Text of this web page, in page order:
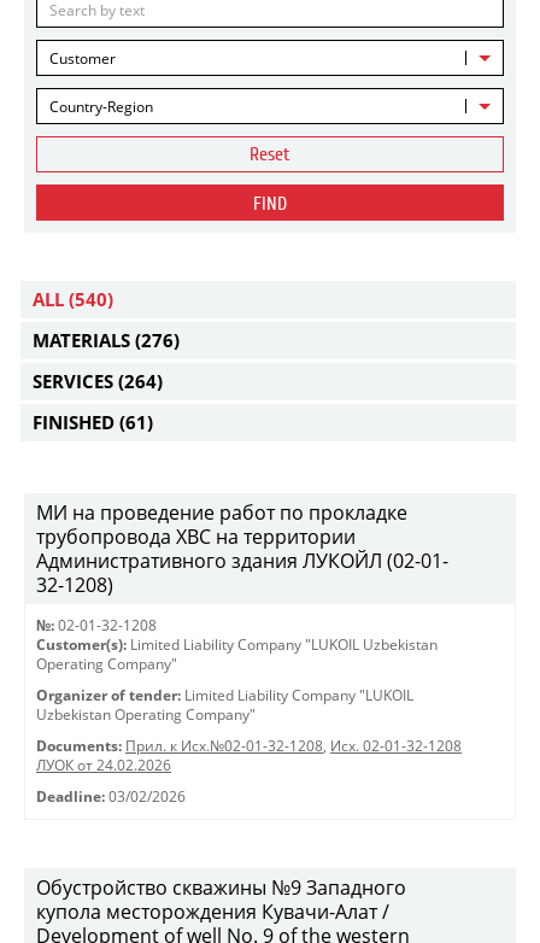
Customer
Country-Region
Reset
FIND
ALL (540)
MATERIALS (276)
SERVICES (264)
FINISHED (61)
МИ на проведение работ по прокладке
трубопровода ХВС на территории
Административного здания ЛУКОЙЛ (02-01-
32-1208)
№: 02-01-32-1208
Customer(s): Limited Liability Company "LUKOIL Uzbekistan
Operating Company"
Organizer of tender: Limited Liability Company "LUKOIL
Uzbekistan Operating Company"
Documents: Прил. к Исх.№02-01-32-1208, Исх. 02-01-32-1208
ЛУОК от 24.02.2026
Deadline: 03/02/2026
Обустройство скважины №9 Западного
купола месторождения Кувачи-Алат /
Development of well No. 9 of the western